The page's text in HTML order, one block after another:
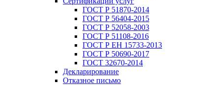
ГОСТ Р 51870-2014
ГОСТ Р 56404-2015
ГОСТ Р 52058-2003
ГОСТ Р 51108-2016
ГОСТ Р ЕН 15733-2013
ГОСТ Р 50690-2017
ГОСТ 32670-2014
Декларирование
Отказное письмо